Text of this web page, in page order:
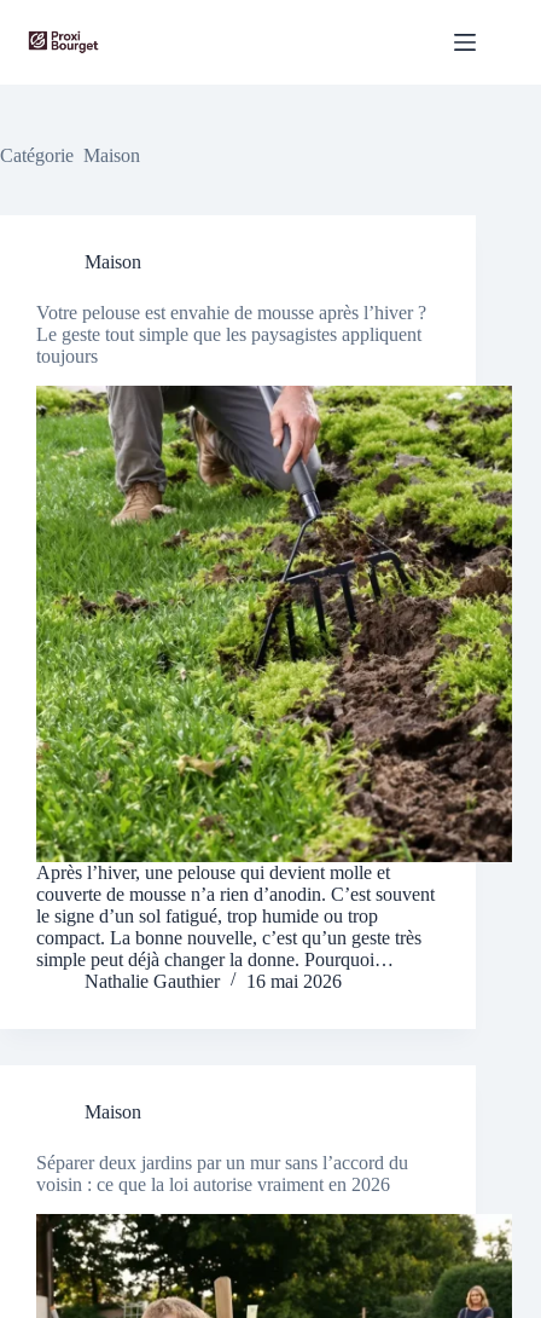
contenu
Catégorie Maison
Maison
Votre pelouse est envahie de mousse après l’hiver ?
Le geste tout simple que les paysagistes appliquent
toujours
Après l’hiver, une pelouse qui devient molle et
couverte de mousse n’a rien d’anodin. C’est souvent
le signe d’un sol fatigué, trop humide ou trop
compact. La bonne nouvelle, c’est qu’un geste très
simple peut déjà changer la donne. Pourquoi…
Nathalie Gauthier
16 mai 2026
Maison
Séparer deux jardins par un mur sans l’accord du
voisin : ce que la loi autorise vraiment en 2026